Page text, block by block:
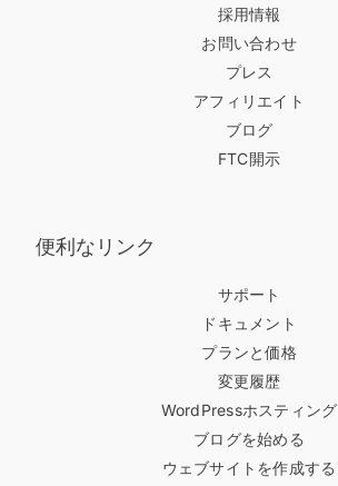
採用情報
お問い合わせ
プレス
アフィリエイト
ブログ
FTC開示
便利なリンク
サポート
ドキュメント
プランと価格
変更履歴
WordPressホスティング
ブログを始める
ウェブサイトを作成する